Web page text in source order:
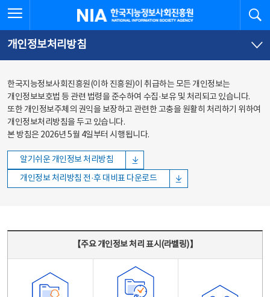
바로가기
바로가기
한국지능정보사회진흥원
개인정보처리방침
한국지능정보사회진흥원(이하 진흥원)이 취급하는 모든 개인정보는
개인정보보호법 등 관련 법령을 준수하여 수집·보유 및 처리되고 있습니다.
또한 개인정보주체의 권익을 보장하고 관련한 고충을 원활히 처리하기 위하여
개인정보처리방침을 두고 있습니다.
본 방침은 2026년 5월 4일부터 시행됩니다.
알기쉬운 개인정보 처리방침
개인정보 처리방침 전·후 대비표 다운로드
【주요 개인정보 처리 표시(라벨링)】